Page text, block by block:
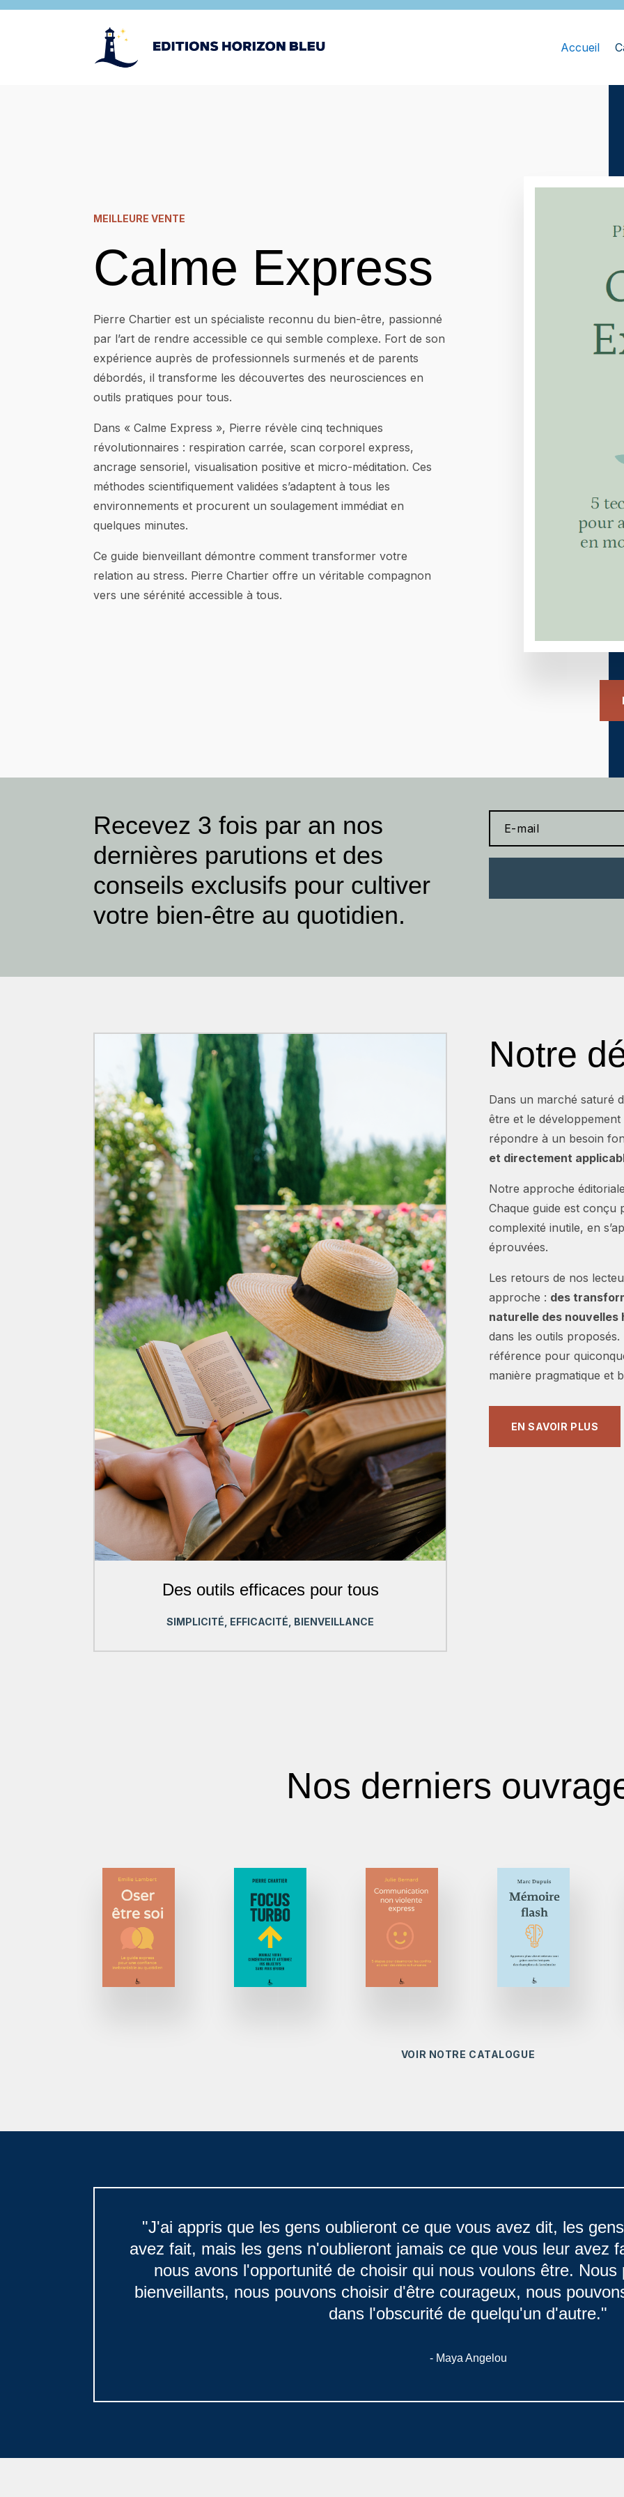
Accueil
MEILLEURE VENTE
Calme Express
Pierre Chartier est un spécialiste reconnu du bien-être, passionné
par l’art de rendre accessible ce qui semble complexe. Fort de son
expérience auprès de professionnels surmenés et de parents
débordés, il transforme les découvertes des neurosciences en
outils pratiques pour tous.
Dans « Calme Express », Pierre révèle cinq techniques
révolutionnaires : respiration carrée, scan corporel express,
ancrage sensoriel, visualisation positive et micro-méditation. Ces
méthodes scientifiquement validées s’adaptent à tous les
environnements et procurent un soulagement immédiat en
quelques minutes.
Ce guide bienveillant démontre comment transformer votre
relation au stress. Pierre Chartier offre un véritable compagnon
vers une sérénité accessible à tous.
Recevez 3 fois par an nos
dernières parutions et des
conseils exclusifs pour cultiver
votre bien-être au quotidien.
Des outils efficaces pour tous
SIMPLICITÉ, EFFICACITÉ, BIENVEILLANCE
Notre
Dans un marché saturé
être et le
répondre à un besoin
et directement
Notre approche
Chaque guide est
complexité inutile, en
éprouvées.
Les retours de nos
approche : des
naturelle des
dans les outils proposés.
référence pour
manière pragmatique et
EN SAVOIR PLUS
Nos derniers
VOIR NOTRE CATALOGUE
"J'ai appris que les gens oublieront ce que vous avez dit, les
avez fait, mais les gens n'oublieront jamais ce que vous leur avez
nous avons l'opportunité de choisir qui nous voulons être.
bienveillants, nous pouvons choisir d'être courageux, nous
dans l'obscurité de quelqu'un d'autre."
- Maya Angelou